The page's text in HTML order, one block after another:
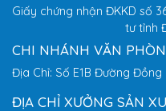
Giấy chứng nhận ĐKKD số
tư tỉnh
CHI NHÁNH VĂN
Địa Chỉ: Số E1B Đường Đồng
ĐỊA CHỈ XƯỞNG SẢN